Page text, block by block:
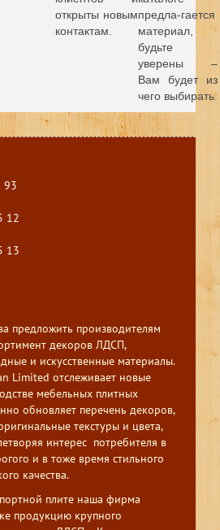
открыты новым
контактам.
предла-гается
материал,
будьте
уверены –
Вам будет из
чего выбирать.
93
12
13
предложить производителям
декоров ЛДСП,
и искусственные материалы.
Limited отслеживает новые
мебельных плитных
обновляет перечень декоров,
текстуры и цвета,
интерес потребителя в
и в тоже время стильного
качества.
плите наша фирма
продукцию крупного